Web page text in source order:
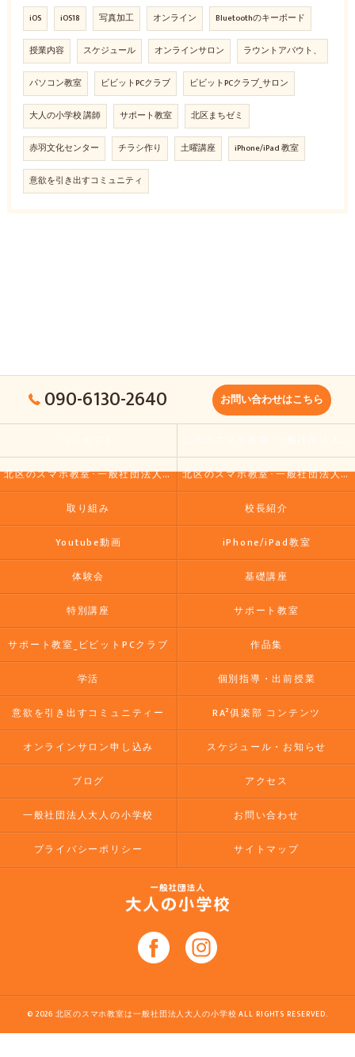
iOS iOS18 写真加工 オンライン Bluetoothのキーボード
授業内容 スケジュール オンラインサロン ラウントアバウト、
パソコン教室 ビビットPCクラブ ビビットPCクラブ_サロン
大人の小学校 講師 サポート教室 北区まちゼミ
赤羽文化センター チラシ作り 土曜講座 iPhone/iPad 教室
意欲を引き出すコミュニティ
090-6130-2640 お問い合わせはこちら
北区のスマホ教室･一般社団法人大人の小学校の評判 北区のスマホ教室･一般社団法人大人の小学校のお客様の声
取り組み 校長紹介
Youtube動画 iPhone/iPad教室
体験会 基礎講座
特別講座 サポート教室
サポート教室_ビビットPCクラブ 作品集
学活 個別指導・出前授業
意欲を引き出すコミュニティー RA²俱楽部 コンテンツ
オンラインサロン申し込み スケジュール・お知らせ
ブログ アクセス
一般社団法人大人の小学校 お問い合わせ
プライバシーポリシー サイトマップ
© 2026 北区のスマホ教室は一般社団法人大人の小学校 ALL RIGHTS RESERVED.